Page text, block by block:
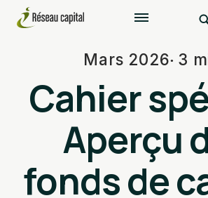
Mars 2026 3
Cahier
Aperçu
fonds de